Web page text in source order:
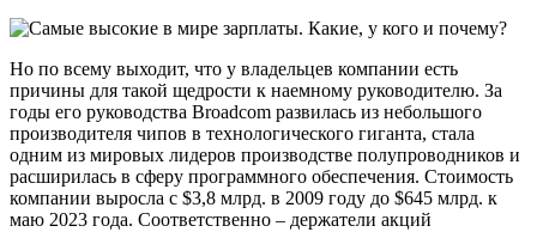
Но по всему выходит, что у владельцев компании есть
причины для такой щедрости к наемному руководителю. За
годы его руководства Broadcom развилась из небольшого
производителя чипов в технологического гиганта, стала
одним из мировых лидеров производстве полупроводников и
расширилась в сферу программного обеспечения. Стоимость
компании выросла с $3,8 млрд. в 2009 году до $645 млрд. к
маю 2023 года. Соответственно – держатели акций